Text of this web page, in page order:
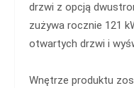
drzwi z opcją
zużywa rocznie 121
otwartych drzwi i
Wnętrze produktu